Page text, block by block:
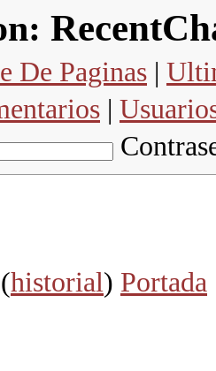
De Paginas |
|
historial) Portada